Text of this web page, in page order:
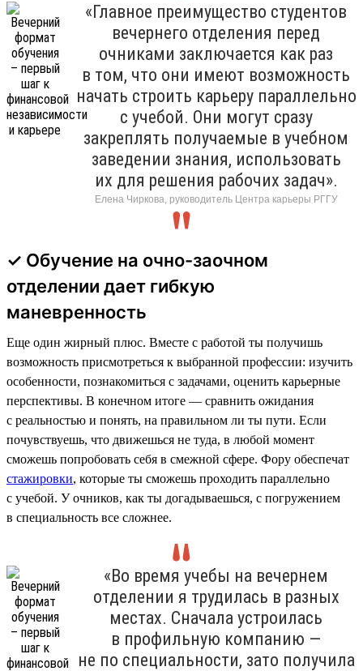
«Главное преимущество студентов
вечернего отделения перед
очниками заключается как раз
в том, что они имеют возможность
начать строить карьеру параллельно
с учебой. Они могут сразу
закреплять получаемые в учебном
заведении знания, использовать
их для решения рабочих задач».
Елена Чиркова, руководитель Центра карьеры РГГУ
✓ Обучение на очно-заочном
отделении дает гибкую
маневренность
Еще один жирный плюс. Вместе с работой ты получишь
возможность присмотреться к выбранной профессии: изучить
особенности, познакомиться с задачами, оценить карьерные
перспективы. В конечном итоге — сравнить ожидания
с реальностью и понять, на правильном ли ты пути. Если
почувствуешь, что движешься не туда, в любой момент
сможешь попробовать себя в смежной сфере. Фору обеспечат
стажировки, которые ты сможешь проходить параллельно
с учебой. У очников, как ты догадываешься, с погружением
в специальность все сложнее.
«Во время учебы на вечернем
отделении я трудилась в разных
местах. Сначала устроилась
в профильную компанию —
не по специальности, зато получила